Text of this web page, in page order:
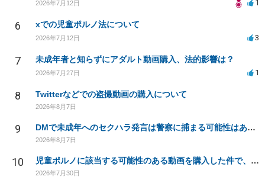
2026年7月12日 1
6 xでの児童ポルノ法について
2026年7月12日 3
7 未成年者と知らずにアダルト動画購入、法的影響は？
2026年7月27日 1
8 Twitterなどでの盗撮動画の購入について
2026年8月7日
9 DMで未成年へのセクハラ発言は警察に捕まる可能性はありますか
2026年8月7日
10 児童ポルノに該当する可能性のある動画を購入した件で、家族や職場に知られたり、逮捕などあるのでしょうか
2026年7月30日